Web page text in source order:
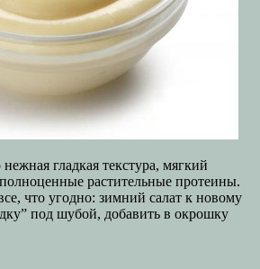
гладкая текстура, мягкий
растительные протеины.
что угодно: зимний салат к новому
под шубой, добавить в окрошку